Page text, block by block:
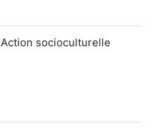
Action socioculturelle